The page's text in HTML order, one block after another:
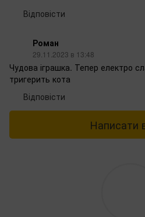
Відповісти
Роман
29.11.2023 в 13:48
Чудова іграшка. Тепер електро
тригерить кота
Відповісти
Написати